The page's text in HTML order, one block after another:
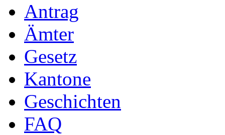
Antrag
Ämter
Gesetz
Kantone
Geschichten
FAQ